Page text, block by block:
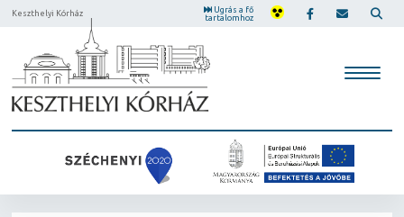
Keszthelyi Kórház
Ugrás a fő
tartalomhoz